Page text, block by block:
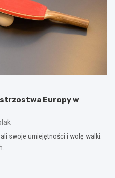
Europy w
swoje umiejętności i wolę walki.